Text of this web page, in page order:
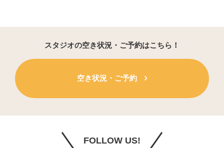
スタジオの空き状況・ご予約はこちら！
空き状況・ご予約
FOLLOW US!